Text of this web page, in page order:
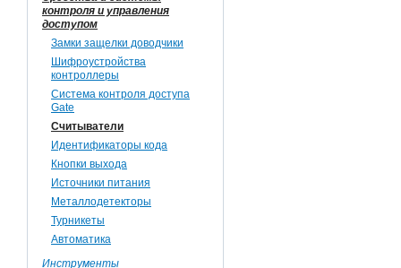
контроля и управления
доступом
Замки защелки доводчики
Шифроустройства
контроллеры
Система контроля доступа
Gate
Считыватели
Идентификаторы кода
Кнопки выхода
Источники питания
Металлодетекторы
Турникеты
Автоматика
Инструменты